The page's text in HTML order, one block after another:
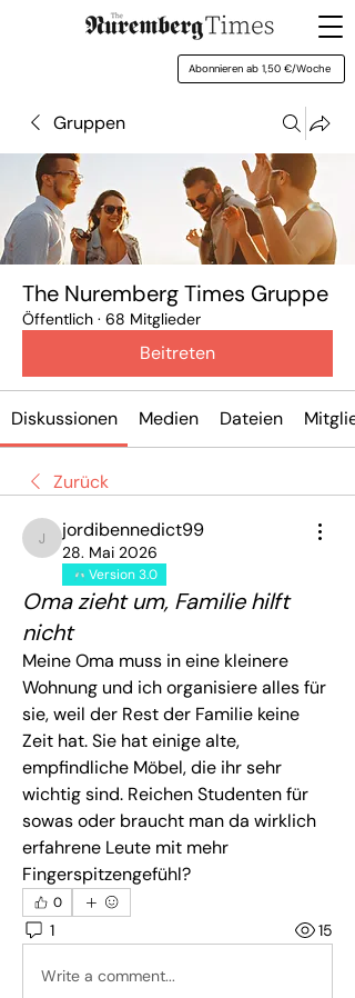
Abonnieren ab 1,50 €/Woche
Gruppen
The Nuremberg Times Gruppe
Öffentlich · 68 Mitglieder
Beitreten
Diskussionen Medien Dateien
Zurück
jordibennedict99
jordibennedict99
28. Mai 2026
Version 3.0
Oma zieht um, Familie hilft
nicht
Meine Oma muss in eine kleinere
Wohnung und ich organisiere alles für
sie, weil der Rest der Familie keine
Zeit hat. Sie hat einige alte,
empfindliche Möbel, die ihr sehr
wichtig sind. Reichen Studenten für
sowas oder braucht man da wirklich
erfahrene Leute mit mehr
Fingerspitzengefühl?
0
1 15
Write a comment...